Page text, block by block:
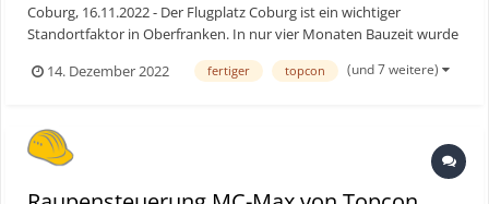
Coburg, 16.11.2022 - Der Flugplatz Coburg ist ein wichtiger
Standortfaktor in Oberfranken. In nur vier Monaten Bauzeit wurde
er mithilfe einer Topcon Maschinensteuerung und drei Topcon
Tachymetern der neuesten Generation pünktlich grundsaniert.
14. Dezember 2022 fertiger topcon (und 7 weitere)